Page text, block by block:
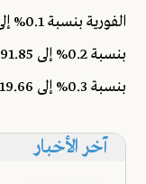
بنسبة 0.3% إلى 1519.66 دولارًا.
آخر الأخبار